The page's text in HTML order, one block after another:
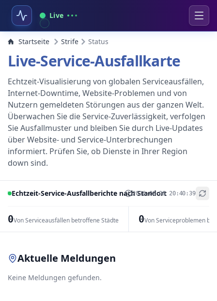
Live
Startseite Strife Status
Live-Service-Ausfallkarte
Echtzeit-Visualisierung von globalen Serviceausfällen,
Internet-Downtime, Website-Problemen und von
Nutzern gemeldeten Störungen aus der ganzen Welt.
Überwachen Sie die Service-Zuverlässigkeit, verfolgen
Sie Ausfallmuster und bleiben Sie durch Live-Updates
über Website- und Service-Unterbrechungen
informiert. Prüfen Sie, ob Dienste in Ihrer Region
down sind.
Echtzeit-Service-Ausfallberichte nach Standort
2026-08-08 20:40:39
0Von Serviceausfällen betroffene Städte 0Von Serviceproblemen
+
Aktuelle Meldungen
Keine Meldungen gefunden.